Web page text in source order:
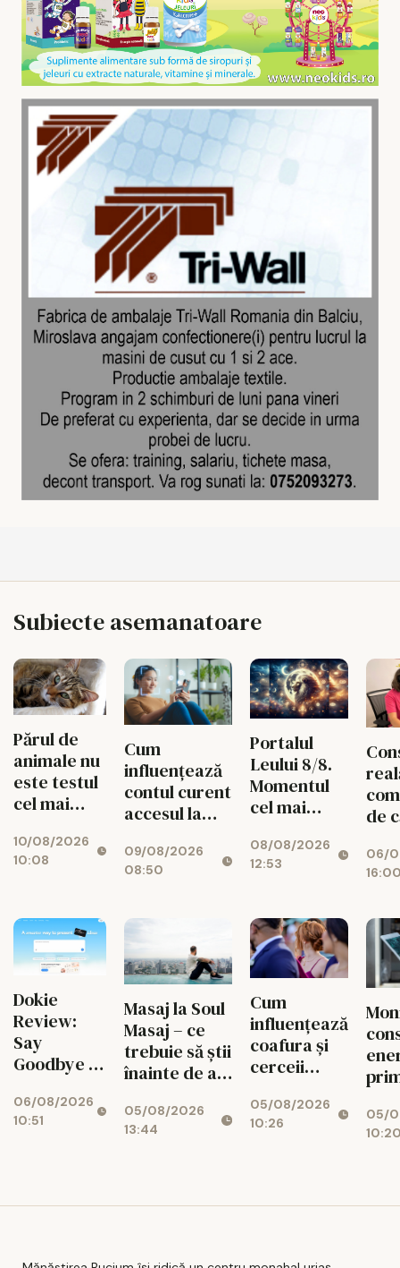
Subiecte asemanatoare
Părul de
animale nu
este testul
cel mai
autonomia
și filtrul
e un
aspirator
fără fir
10/08/2026
10:08
Cum
influențează
contul curent
accesul la
09/08/2026
08:50
Portalul
Leului 8/8.
Momentul
cel mai
verii
08/08/2026
12:53
de
06/
Dokie
Review:
Say
Goodbye to
Midnight
Panic of
Margins
Dokie?
06/08/2026
10:51
Masaj la Soul
Masaj – ce
trebuie să știi
înainte de a
programare?
05/08/2026
13:44
Cum
influențează
coafura și
cerceii
care o lași la
prima
05/08/2026
10:26
05/